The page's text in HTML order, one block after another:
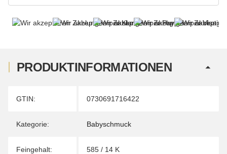
PRODUKTINFORMATIONEN
Produkteigenschaft
Wert
GTIN: 0730691716422
Kategorie: Babyschmuck
Feingehalt: 585 / 14 K